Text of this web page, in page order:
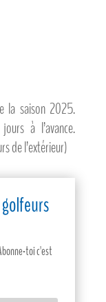
la saison 2025.
à l’avance.
de l’extérieur)
toi c'est